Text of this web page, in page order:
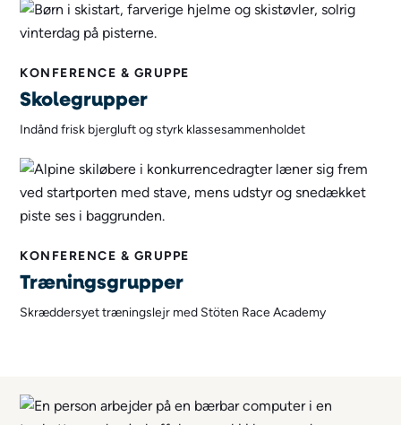
KONFERENCE & GRUPPE
Skolegrupper
Indånd frisk bjergluft og styrk klassesammenholdet
KONFERENCE & GRUPPE
Træningsgrupper
Skræddersyet træningslejr med Stöten Race Academy